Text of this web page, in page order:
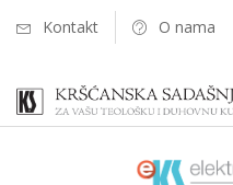
Kontakt O nama